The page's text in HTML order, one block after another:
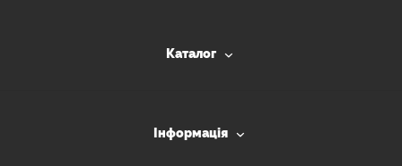
Каталог
Інформація